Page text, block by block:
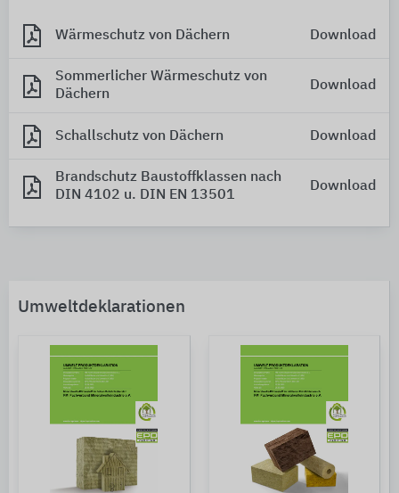
Wärmeschutz von Dächern Download
Sommerlicher Wärmeschutz von
Dächern
Download
Schallschutz von Dächern Download
Brandschutz Baustoffklassen nach
DIN 4102 u. DIN EN 13501
Download
Umweltdeklarationen